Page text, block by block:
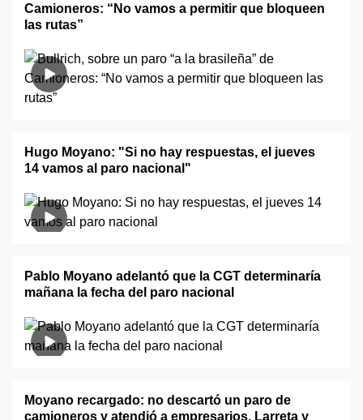
Camioneros: “No vamos a permitir que bloqueen
las rutas”
Hugo Moyano: "Si no hay respuestas, el jueves
14 vamos al paro nacional"
Pablo Moyano adelantó que la CGT determinaría
mañana la fecha del paro nacional
Moyano recargado: no descartó un paro de
camioneros y atendió a empresarios, Larreta y